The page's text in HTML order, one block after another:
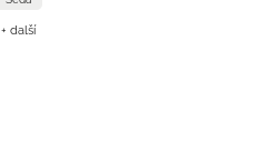
+ další